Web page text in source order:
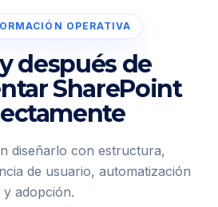
OPERATIVA
después de
SharePoint
diseñarlo con estructura,
de usuario, automatización
y adopción.